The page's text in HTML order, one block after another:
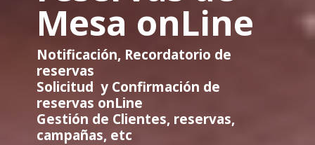
Mesa onLine
Notificación, Recordatorio de
reservas
Solicitud y Confirmación de
reservas onLine
Gestión de Clientes, reservas,
campañas, etc